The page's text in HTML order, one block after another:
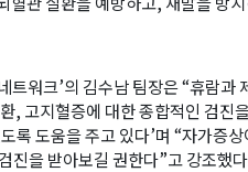
트워크’의 김수남 팀장은 “휴람과
, 고지혈증에 대한 종합적인 검진
록 도움을 주고 있다’며 “자가증
진을 받아보길 권한다”고 강조했